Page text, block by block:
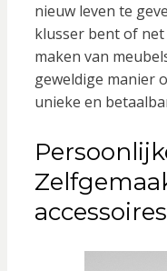
nieuw leven te
klusser bent of
maken van
geweldige manier
unieke en
accessoires